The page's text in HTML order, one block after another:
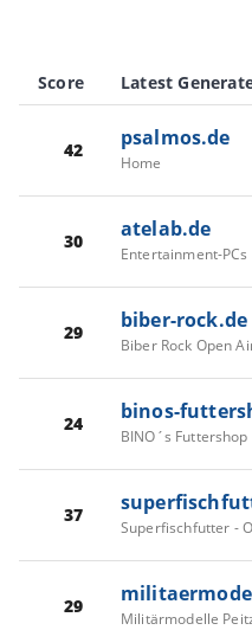
Score Latest
42 psalmos.de
Home
30 atelab.de
Entertainment-PCs
29 biber-rock.de
Biber Rock Open
24 binos-
BINO´s Futtershop
37
29
Militärmodelle